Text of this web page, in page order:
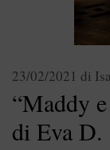
“Maddy
di Eva D.
23/02/2021 di